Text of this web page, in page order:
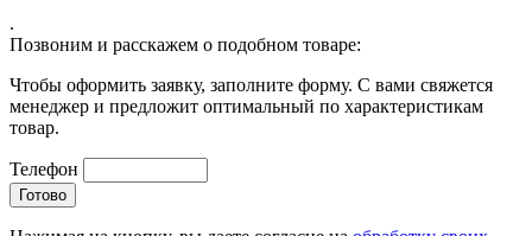
.
Позвоним и расскажем о подобном товаре:
Чтобы оформить заявку, заполните форму. С вами свяжется
менеджер и предложит оптимальный по характеристикам
товар.
Телефон